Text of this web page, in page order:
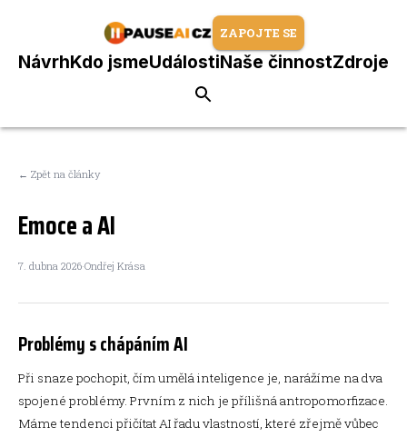
NávrhKdo jsmeUdálostiNaše činnostZdroje
ZAPOJTE SE
← Zpět na články
Emoce a AI
7. dubna 2026·Ondřej Krása
Problémy s chápáním AI
Při snaze pochopit, čím umělá inteligence je, narážíme na dva
spojené problémy. Prvním z nich je přílišná antropomorfizace.
Máme tendenci přičítat AI řadu vlastností, které zřejmě vůbec